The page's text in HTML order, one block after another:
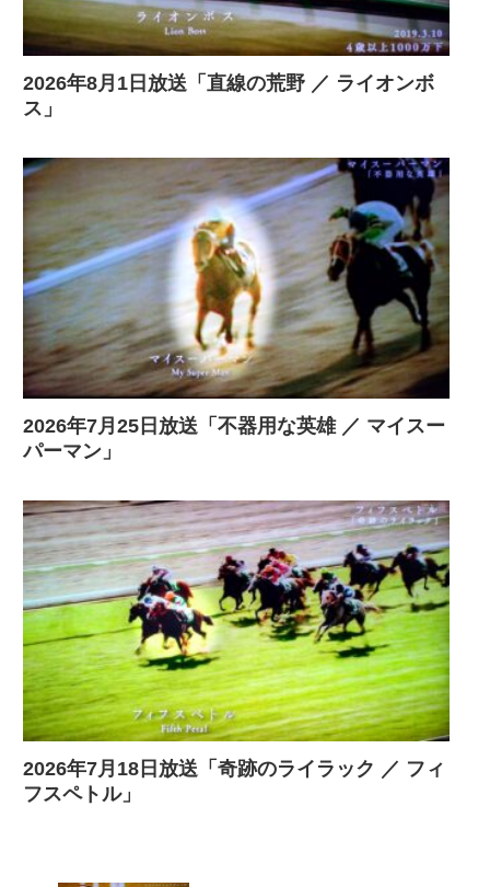
2026年8月1日放送「直線の荒野 ／ ライオンボ
ス」
2026年7月25日放送「不器用な英雄 ／ マイスー
パーマン」
2026年7月18日放送「奇跡のライラック ／ フィ
フスペトル」